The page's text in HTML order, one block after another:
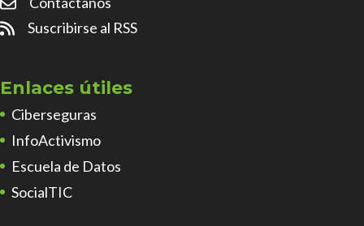
Suscribirse al RSS
Enlaces útiles
Ciberseguras
InfoActivismo
Escuela de Datos
SocialTIC